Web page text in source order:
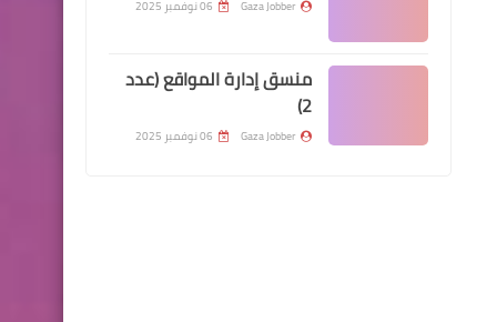
Gaza Jobber 06 نوفمبر 2025
منسق إدارة المواقع (عدد
2)
Gaza Jobber 06 نوفمبر 2025